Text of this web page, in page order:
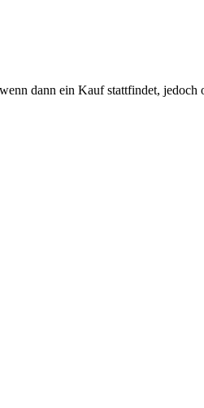
dann ein Kauf stattfindet, jedoch